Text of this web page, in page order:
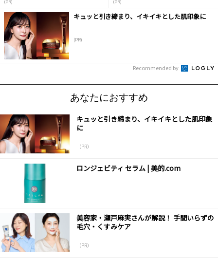
(PR) (PR)
キュッと引き締まり、イキイキとした肌印象に
(PR)
Recommended by
あなたにおすすめ
キュッと引き締まり、イキイキとした肌印象
に
（PR）
ロンジェビティ セラム | 美的.com
美容家・瀬戸麻実さんが解説！ 手間いらずの
毛穴・くすみケア
（PR）